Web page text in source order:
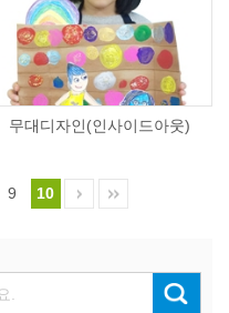
무대디자인(인사이드아웃)
9 10